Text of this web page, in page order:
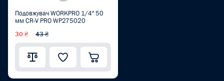
Подовжувач WORKPRO 1/4" 50
мм CR-V PRO WP275020
30 ₴ 43 ₴